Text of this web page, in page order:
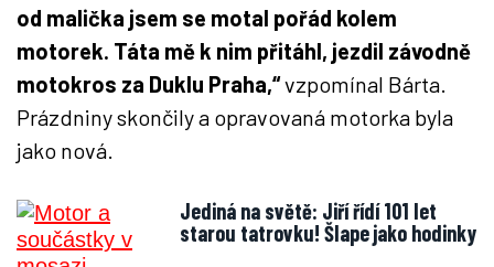
od malička jsem se motal pořád kolem
motorek. Táta mě k nim přitáhl, jezdil závodně
motokros za Duklu Praha,“vzpomínal Bárta.
Prázdniny skončily a opravovaná motorka byla
jako nová.
Jediná na světě: Jiří řídí 101 let
starou tatrovku! Šlape jako hodinky